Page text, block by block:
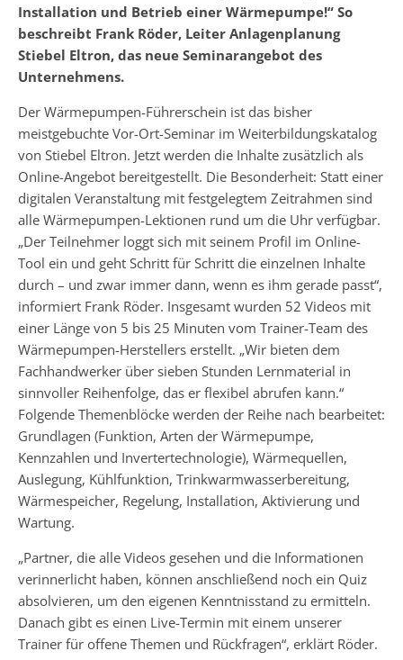
Installation und Betrieb einer Wärmepumpe!“ So
beschreibt Frank Röder, Leiter Anlagenplanung
Stiebel Eltron, das neue Seminarangebot des
Unternehmens.
Der Wärmepumpen-Führerschein ist das bisher
meistgebuchte Vor-Ort-Seminar im Weiterbildungskatalog
von Stiebel Eltron. Jetzt werden die Inhalte zusätzlich als
Online-Angebot bereitgestellt. Die Besonderheit: Statt einer
digitalen Veranstaltung mit festgelegtem Zeitrahmen sind
alle Wärmepumpen-Lektionen rund um die Uhr verfügbar.
„Der Teilnehmer loggt sich mit seinem Profil im Online-
Tool ein und geht Schritt für Schritt die einzelnen Inhalte
durch – und zwar immer dann, wenn es ihm gerade passt“,
informiert Frank Röder. Insgesamt wurden 52 Videos mit
einer Länge von 5 bis 25 Minuten vom Trainer-Team des
Wärmepumpen-Herstellers erstellt. „Wir bieten dem
Fachhandwerker über sieben Stunden Lernmaterial in
sinnvoller Reihenfolge, das er flexibel abrufen kann.“
Folgende Themenblöcke werden der Reihe nach bearbeitet:
Grundlagen (Funktion, Arten der Wärmepumpe,
Kennzahlen und Invertertechnologie), Wärmequellen,
Auslegung, Kühlfunktion, Trinkwarmwasserbereitung,
Wärmespeicher, Regelung, Installation, Aktivierung und
Wartung.
„Partner, die alle Videos gesehen und die Informationen
verinnerlicht haben, können anschließend noch ein Quiz
absolvieren, um den eigenen Kenntnisstand zu ermitteln.
Danach gibt es einen Live-Termin mit einem unserer
Trainer für offene Themen und Rückfragen“, erklärt Röder.